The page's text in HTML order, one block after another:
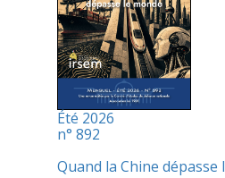
Été 2026
n° 892
Quand la Chine dépasse